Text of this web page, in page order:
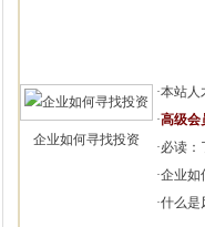
企业如何寻找投资
·本站人
·高级会
·必读：
·企业如
·什么是